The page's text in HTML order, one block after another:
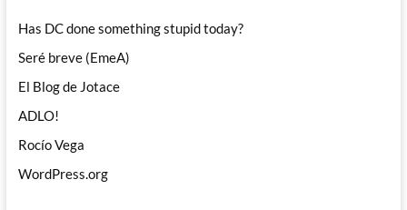
Has DC done something stupid today?
Seré breve (EmeA)
El Blog de Jotace
ADLO!
Rocío Vega
WordPress.org